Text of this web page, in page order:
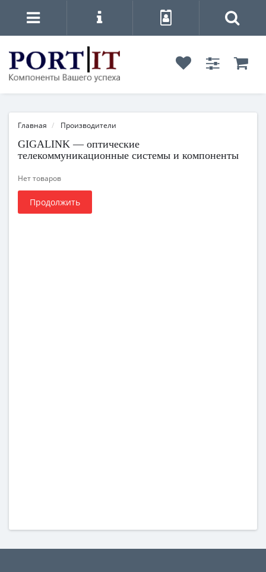
Главная Производители
GIGALINK — оптические
телекоммуникационные системы и компоненты
Нет товаров
Продолжить